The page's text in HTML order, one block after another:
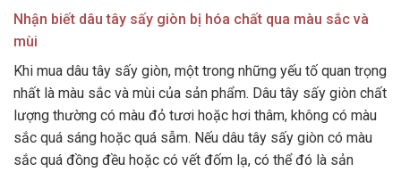
Nhận biết dâu tây sấy giòn bị hóa chất qua màu sắc và
mùi
Khi mua dâu tây sấy giòn, một trong những yếu tố quan trọng
nhất là màu sắc và mùi của sản phẩm. Dâu tây sấy giòn chất
lượng thường có màu đỏ tươi hoặc hơi thâm, không có màu
sắc quá sáng hoặc quá sẫm. Nếu dâu tây sấy giòn có màu
sắc quá đồng đều hoặc có vết đốm lạ, có thể đó là sản